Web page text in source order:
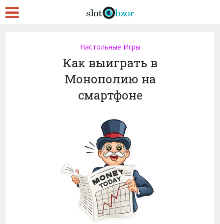
Настольные Игры
Как выиграть в
Монополию на
смартфоне